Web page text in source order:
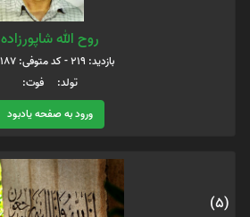
روح الله شاپورزاده
بازدید: 219 - کد متوفی: 23187
تولد: فوت:
ورود به صفحه یادبود
(5)